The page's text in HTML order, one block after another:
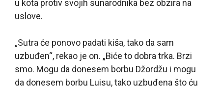
u kota protiv svojih sunarodnika bez obzira na
uslove.
„Sutra će ponovo padati kiša, tako da sam
uzbuđen“, rekao je on. „Biće to dobra trka. Brzi
smo. Mogu da donesem borbu Džordžu i mogu
da donesem borbu Luisu, tako uzbuđena što ću